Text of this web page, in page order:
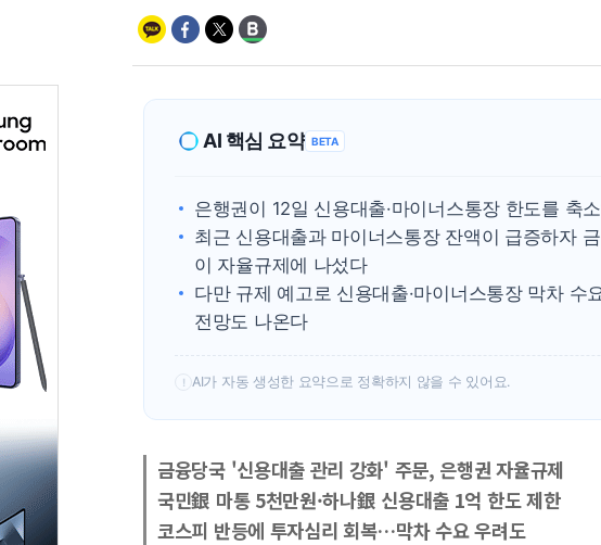
AI 핵심 요약 BETA
은행권이 12일 신용대출·마이너스통장 한도를 축
최근 신용대출과 마이너스통장 잔액이 급증하자
이 자율규제에 나섰다
다만 규제 예고로 신용대출·마이너스통장 막차 수
전망도 나온다
! AI가 자동 생성한 요약으로 정확하지 않을 수 있어요.
금융당국 '신용대출 관리 강화' 주문, 은행권 자율규제
국민銀 마통 5천만원·하나銀 신용대출 1억 한도 제한
코스피 반등에 투자심리 회복…막차 수요 우려도